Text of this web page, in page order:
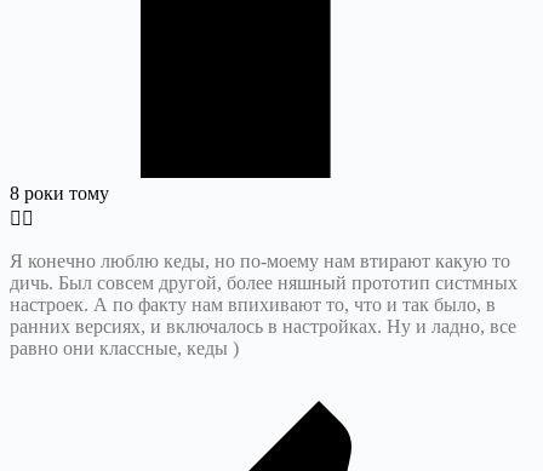
8 роки тому
Я конечно люблю кеды, но по-моему нам втирают какую то
дичь. Был совсем другой, более няшный прототип систмных
настроек. А по факту нам впихивают то, что и так было, в
ранних версиях, и включалось в настройках. Ну и ладно, все
равно они классные, кеды )